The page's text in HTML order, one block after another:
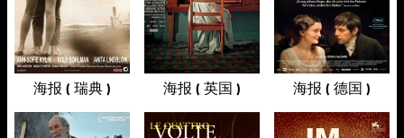
海报 ( 瑞典 ) 海报 ( 英国 ) 海报 ( 德国 )